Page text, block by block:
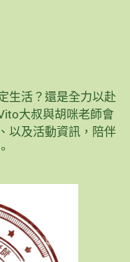
生活？還是全力以赴
大叔與胡咪老師會
以及活動資訊，陪伴